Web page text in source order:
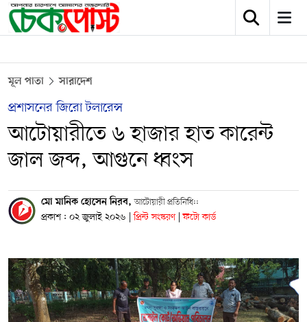
মূল পাতা সারাদেশ
প্রশাসনের জিরো টলারেন্স
আটোয়ারীতে ৬ হাজার হাত কারেন্ট
জাল জব্দ, আগুনে ধ্বংস
মো মানিক হোসেন নিরব,​আটোয়ারী প্রতিনিধি::
প্রকাশ : ০২ জুলাই ২০২৬ | প্রিন্ট সংস্করণ | ফটো কার্ড